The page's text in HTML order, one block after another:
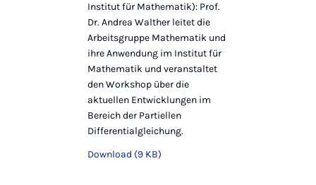
Institut für Mathematik): Prof.
Dr. Andrea Walther leitet die
Arbeitsgruppe Mathematik und
ihre Anwendung im Institut für
Mathematik und veranstaltet
den Workshop über die
aktuellen Entwicklungen im
Bereich der Partiellen
Differentialgleichung.
Download (9 KB)